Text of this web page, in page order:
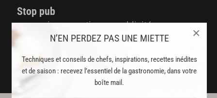
N’EN PERDEZ PAS UNE MIETTE
Techniques et conseils de chefs, inspirations, recettes inédites
et de saison : recevez l’essentiel de la gastronomie, dans votre
boîte mail.
×
Stop pub
un service garanti sans publicité
DÉJÀ ABONNÉ(E) ? JE ME CONNECTE